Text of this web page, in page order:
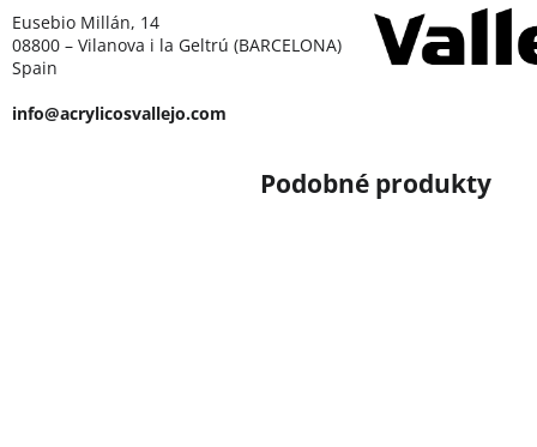
Eusebio Millán, 14
08800 – Vilanova i la Geltrú (BARCELONA)
Spain
info@acrylicosvallejo.com